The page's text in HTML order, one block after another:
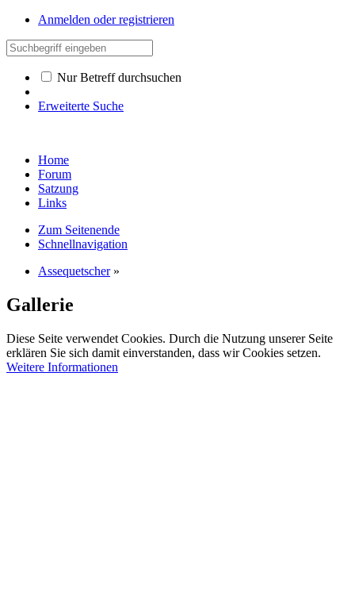
Anmelden oder registrieren
Nur Betreff durchsuchen
Erweiterte Suche
Home
Forum
Satzung
Links
Zum Seitenende
Schnellnavigation
Assequetscher »
Gallerie
Diese Seite verwendet Cookies. Durch die Nutzung unserer Seite
erklären Sie sich damit einverstanden, dass wir Cookies setzen.
Weitere Informationen